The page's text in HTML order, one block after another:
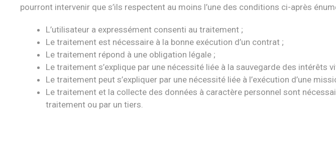
pourront intervenir que s’ils respectent au moins l’une des conditions ci-après
L’utilisateur a expressément consenti au traitement ;
Le traitement est nécessaire à la bonne exécution d’un contrat ;
Le traitement répond à une obligation légale ;
Le traitement s’explique par une nécessité liée à la sauvegarde des intérêts
Le traitement peut s’expliquer par une nécessité liée à l’exécution d’une
Le traitement et la collecte des données à caractère personnel sont
traitement ou par un tiers.